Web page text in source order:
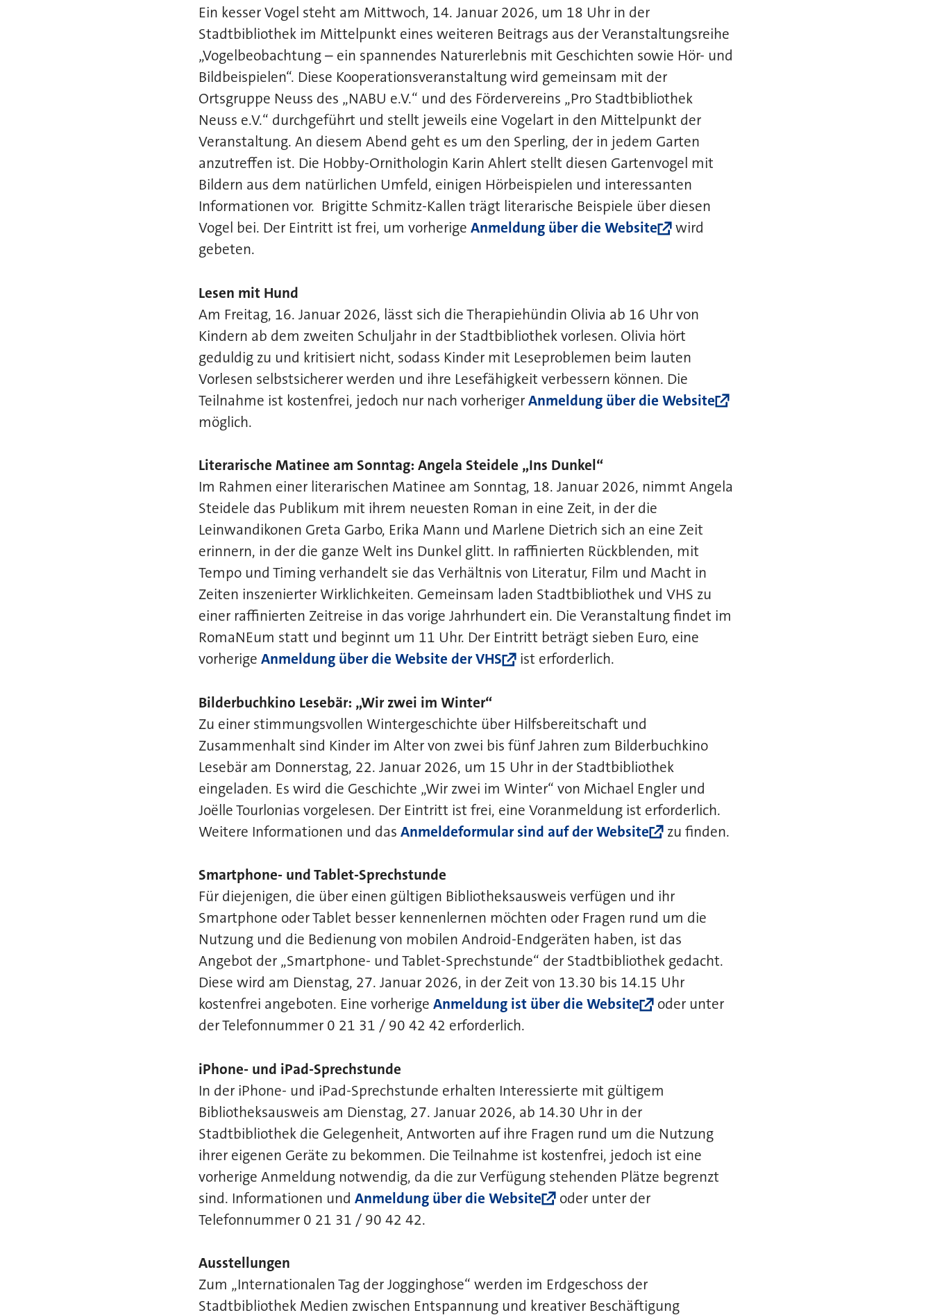
Ein kesser Vogel steht am Mittwoch, 14. Januar 2026, um 18 Uhr in der
Stadtbibliothek im Mittelpunkt eines weiteren Beitrags aus der Veranstaltungsreihe
„Vogelbeobachtung – ein spannendes Naturerlebnis mit Geschichten sowie Hör- und
Bildbeispielen“. Diese Kooperationsveranstaltung wird gemeinsam mit der
Ortsgruppe Neuss des „NABU e.V.“ und des Fördervereins „Pro Stadtbibliothek
Neuss e.V.“ durchgeführt und stellt jeweils eine Vogelart in den Mittelpunkt der
Veranstaltung. An diesem Abend geht es um den Sperling, der in jedem Garten
anzutreffen ist. Die Hobby-Ornithologin Karin Ahlert stellt diesen Gartenvogel mit
Bildern aus dem natürlichen Umfeld, einigen Hörbeispielen und interessanten
Informationen vor. Brigitte Schmitz-Kallen trägt literarische Beispiele über diesen
Vogel bei. Der Eintritt ist frei, um vorherige Anmeldung über die Website
wird
gebeten.
Lesen mit Hund
Am Freitag, 16. Januar 2026, lässt sich die Therapiehündin Olivia ab 16 Uhr von
Kindern ab dem zweiten Schuljahr in der Stadtbibliothek vorlesen. Olivia hört
geduldig zu und kritisiert nicht, sodass Kinder mit Leseproblemen beim lauten
Vorlesen selbstsicherer werden und ihre Lesefähigkeit verbessern können. Die
Teilnahme ist kostenfrei, jedoch nur nach vorherigerAnmeldung über die Website
möglich.
Literarische Matinee am Sonntag: Angela Steidele „Ins Dunkel“
Im Rahmen einer literarischen Matinee am Sonntag, 18. Januar 2026, nimmt Angela
Steidele das Publikum mit ihrem neuesten Roman in eine Zeit, in der die
Leinwandikonen Greta Garbo, Erika Mann und Marlene Dietrich sich an eine Zeit
erinnern, in der die ganze Welt ins Dunkel glitt. In raffinierten Rückblenden, mit
Tempo und Timing verhandelt sie das Verhältnis von Literatur, Film und Macht in
Zeiten inszenierter Wirklichkeiten. Gemeinsam laden Stadtbibliothek und VHS zu
einer raffinierten Zeitreise in das vorige Jahrhundert ein. Die Veranstaltung findet im
RomaNEum statt und beginnt um 11 Uhr. Der Eintritt beträgt sieben Euro, eine
vorherige Anmeldung über die Website der VHS ist erforderlich.
Bilderbuchkino Lesebär: „Wir zwei im Winter“
Zu einer stimmungsvollen Wintergeschichte über Hilfsbereitschaft und
Zusammenhalt sind Kinder im Alter von zwei bis fünf Jahren zum Bilderbuchkino
Lesebär am Donnerstag, 22. Januar 2026, um 15 Uhr in der Stadtbibliothek
eingeladen. Es wird die Geschichte „Wir zwei im Winter“ von Michael Engler und
Joëlle Tourlonias vorgelesen. Der Eintritt ist frei, eine Voranmeldung ist erforderlich.
Weitere Informationen und das Anmeldeformular sind auf der Website zu finden.
Smartphone- und Tablet-Sprechstunde
Für diejenigen, die über einen gültigen Bibliotheksausweis verfügen und ihr
Smartphone oder Tablet besser kennenlernen möchten oder Fragen rund um die
Nutzung und die Bedienung von mobilen Android-Endgeräten haben, ist das
Angebot der „Smartphone- und Tablet-Sprechstunde“ der Stadtbibliothek gedacht.
Diese wird am Dienstag, 27. Januar 2026, in der Zeit von 13.30 bis 14.15 Uhr
kostenfrei angeboten. Eine vorherige Anmeldung ist über die Website
oder unter
der Telefonnummer 0 21 31 / 90 42 42 erforderlich.
iPhone- und iPad-Sprechstunde
In der iPhone- und iPad-Sprechstunde erhalten Interessierte mit gültigem
Bibliotheksausweis am Dienstag, 27. Januar 2026, ab 14.30 Uhr in der
Stadtbibliothek die Gelegenheit, Antworten auf ihre Fragen rund um die Nutzung
ihrer eigenen Geräte zu bekommen. Die Teilnahme ist kostenfrei, jedoch ist eine
vorherige Anmeldung notwendig, da die zur Verfügung stehenden Plätze begrenzt
sind. Informationen und Anmeldung über die Website
oder unter der
Telefonnummer 0 21 31 / 90 42 42.
Ausstellungen
Zum „Internationalen Tag der Jogginghose“ werden im Erdgeschoss der
Stadtbibliothek Medien zwischen Entspannung und kreativer Beschäftigung